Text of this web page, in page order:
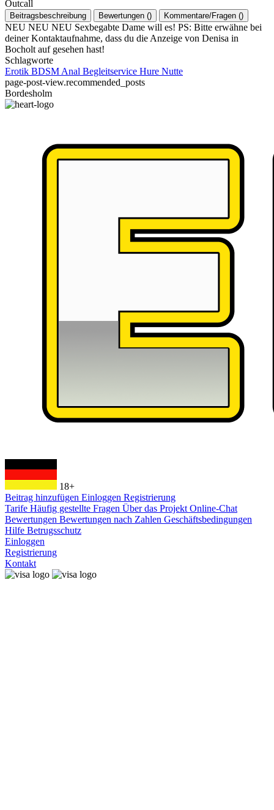
Outcall
Beitragsbeschreibung Bewertungen () Kommentare/Fragen ()
NEU NEU NEU Sexbegabte Dame will es! PS: Bitte erwähne bei
deiner Kontaktaufnahme, dass du die Anzeige von Denisa in
Bocholt auf gesehen hast!
Schlagworte
Erotik BDSM Anal Begleitservice Hure Nutte
page-post-view.recommended_posts
Bordesholm
18+
Beitrag hinzufügen Einloggen Registrierung
Tarife Häufig gestellte Fragen Über das Projekt Online-Chat
Bewertungen Bewertungen nach Zahlen Geschäftsbedingungen
Hilfe Betrugsschutz
Einloggen
Registrierung
Kontakt